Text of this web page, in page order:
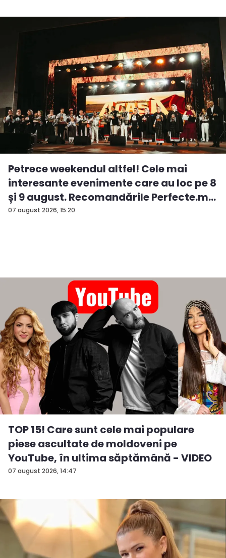
07 august 2026, 15:20
Petrece weekendul altfel! Cele mai
interesante evenimente care au loc pe 8
și 9 august. Recomandările Perfecte.m...
07 august 2026, 14:47
TOP 15! Care sunt cele mai populare
piese ascultate de moldoveni pe
YouTube, în ultima săptămână - VIDEO